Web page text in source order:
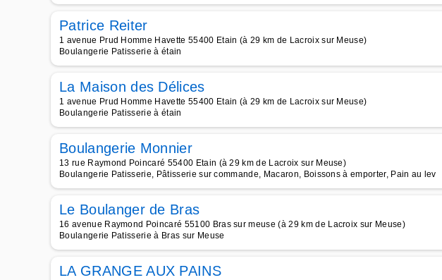
Patrice Reiter
1 avenue Prud Homme Havette 55400 Etain (à 29 km de Lacroix sur Meuse)
Boulangerie Patisserie à étain
La Maison des Délices
1 avenue Prud Homme Havette 55400 Etain (à 29 km de Lacroix sur Meuse)
Boulangerie Patisserie à étain
Boulangerie Monnier
13 rue Raymond Poincaré 55400 Etain (à 29 km de Lacroix sur Meuse)
Boulangerie Patisserie, Pâtisserie sur commande, Macaron, Boissons à emporter, Pain au lev
Le Boulanger de Bras
16 avenue Raymond Poincaré 55100 Bras sur meuse (à 29 km de Lacroix sur Meuse)
Boulangerie Patisserie à Bras sur Meuse
LA GRANGE AUX PAINS